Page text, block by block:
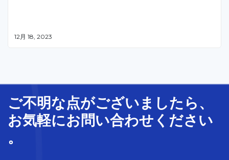
12月 18, 2023
ご不明な点がございましたら、
お気軽にお問い合わせ ください
。